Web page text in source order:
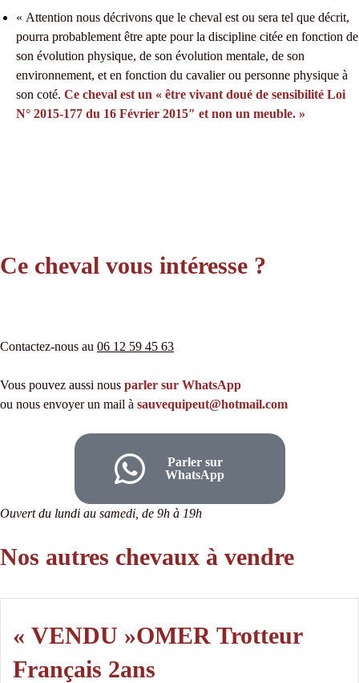
« Attention nous décrivons que le cheval est ou sera tel que décrit,
pourra probablement être apte pour la discipline citée en fonction de
son évolution physique, de son évolution mentale, de son
environnement, et en fonction du cavalier ou personne physique à
son coté. Ce cheval est un « être vivant doué de sensibilité Loi
N° 2015-177 du 16 Février 2015″ et non un meuble. »
Ce cheval vous intéresse ?
Contactez-nous au 06 12 59 45 63
Vous pouvez aussi nous parler sur WhatsApp
ou nous envoyer un mail à sauvequipeut@hotmail.com
Parler sur
WhatsApp
Ouvert du lundi au samedi, de 9h à 19h
Nos autres chevaux à vendre
« VENDU »OMER Trotteur
Français 2ans